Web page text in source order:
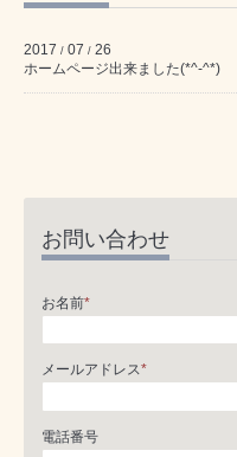
2017 / 07 / 26
ホームページ出来ました(*^-^*)
お問い合わせ
お名前*
メールアドレス*
電話番号